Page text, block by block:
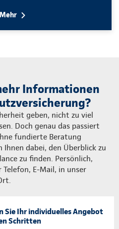
Mehr
Informationen
geben, nicht zu viel
Doch genau das passiert
fundierte Beratung
dabei, den Überblick zu
zu finden. Persönlich,
E-Mail, in unser
Sie Ihr individuelles Angebot
Schritten